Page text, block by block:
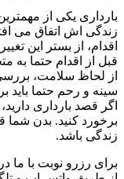
بارداری یکی از
زندگی اش اتفاق می
اقدام، از بستر این
قبل از اقدام حتما به
از لحاظ سلامت،
سینه و رحم حتما باید
اگر قصد بارداری
برخورد کنید. بدن شما
زندگی باشد.
برای رزرو نوبت با ما